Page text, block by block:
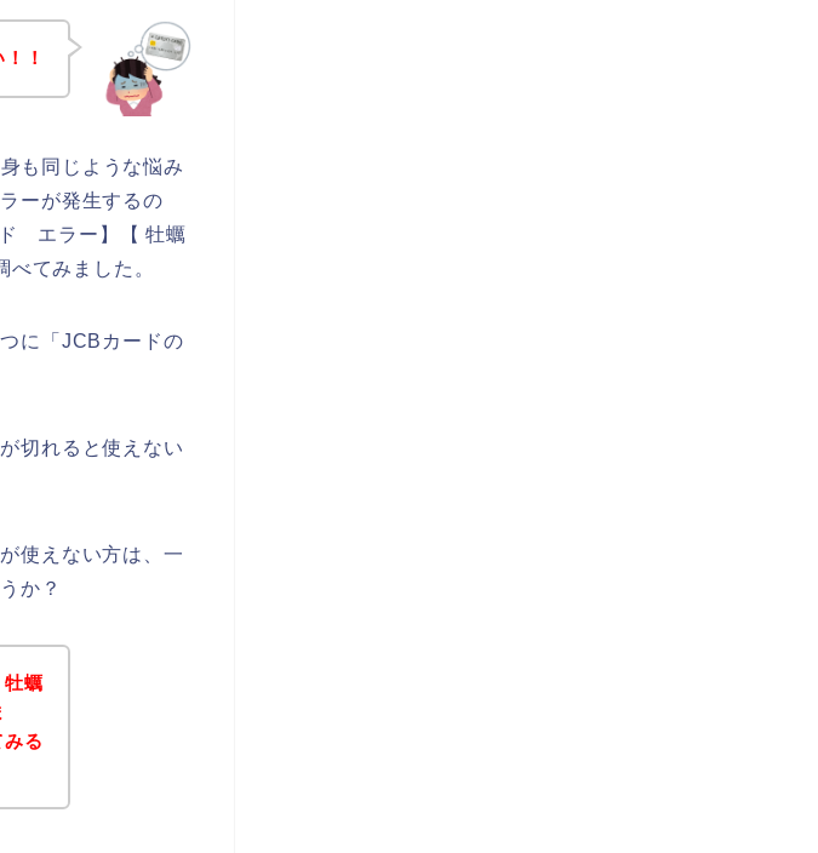
！
も同じような悩み
ーが発生するの
エラー】【 牡蠣
てみました。
に「JCBカードの
切れると使えない
使えない方は、一
か？
蠣
る